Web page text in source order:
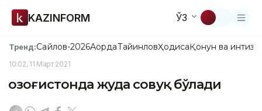
KAZINFORM ЎЗ
Тренд:Сайлов-2026АқордаТайинловҲодисаҚонун ва
10:02, 11 Март 2021
Қозоғистонда жуда совуқ бўлади